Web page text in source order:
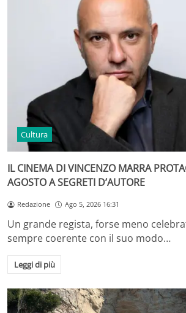
Cultura
IL CINEMA DI VINCENZO MARRA
AGOSTO A SEGRETI D’AUTORE
Redazione Ago 5, 2026 16:31
Un grande regista, forse meno
sempre coerente con il suo modo…
Leggi di più